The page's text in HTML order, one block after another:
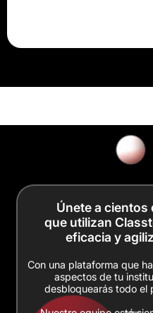
Únete a
que utilizan
eficacia y
Con una plataforma que
aspectos de tu
desbloquearás todo el